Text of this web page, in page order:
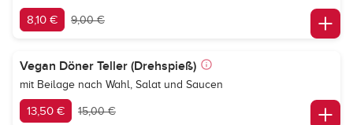
8,10 € 9,00 €
Vegan Döner Teller (Drehspieß)
mit Beilage nach Wahl, Salat und Saucen
13,50 € 15,00 €